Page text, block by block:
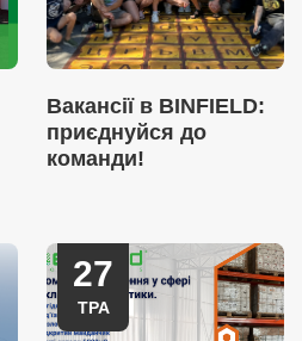
Вакансії в BINFIELD:
приєднуйся до
команди!
27
ТРА